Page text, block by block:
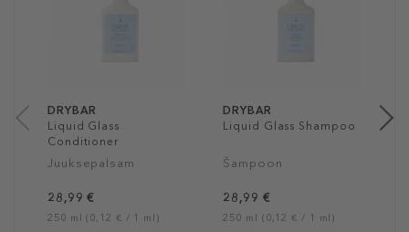
DRYBAR
Liquid Glass
Conditioner
Juuksepalsam
28,99 €
250 ml (0,12 € / 1 ml)
DRYBAR
Liquid Glass Shampoo
Šampoon
28,99 €
250 ml (0,12 € / 1 ml)